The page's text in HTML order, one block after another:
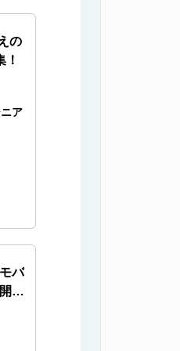
の
ア
バ
発